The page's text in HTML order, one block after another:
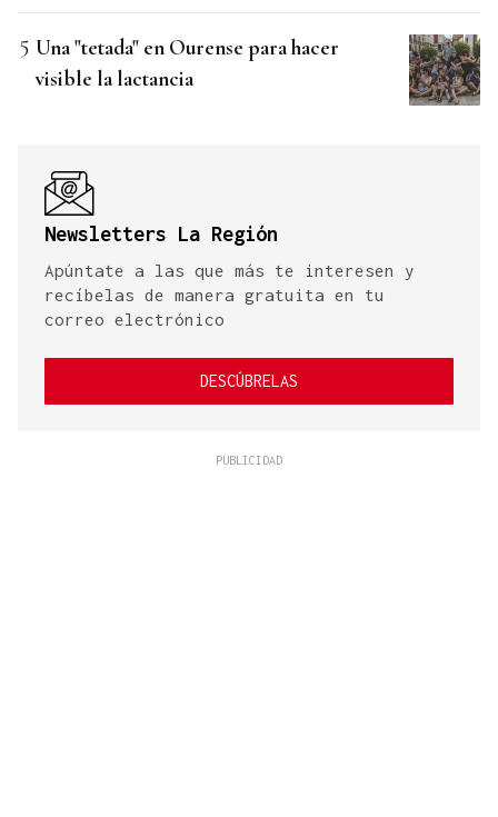
Una "tetada" en Ourense para hacer
visible la lactancia
Newsletters La Región
Apúntate a las que más te interesen y
recíbelas de manera gratuita en tu
correo electrónico
DESCÚBRELAS